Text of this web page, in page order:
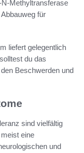
Methyltransferase
für
liefert gelegentlich
du das
Beschwerden und
sind vielfältig
eine
und